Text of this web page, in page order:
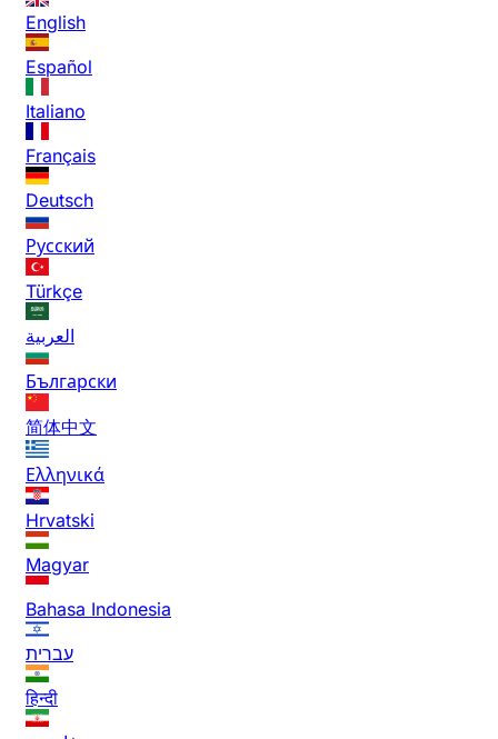
English
Español
Italiano
Français
Deutsch
Русский
Türkçe
العربية
Български
简体中文
Ελληνικά
Hrvatski
Magyar
Bahasa Indonesia
עברית
हिन्दी